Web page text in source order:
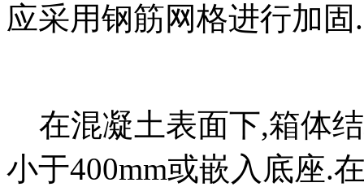
应采用钢筋网格进行加固.
在混凝土表面下,箱体
小于400mm或嵌入底座.